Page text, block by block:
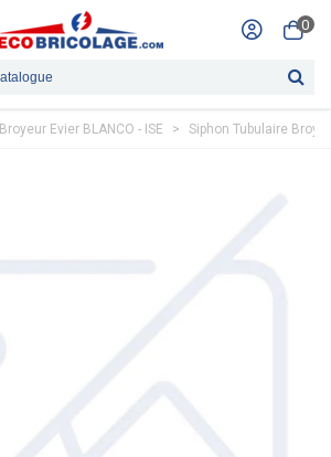
0
Broyeur Evier BLANCO - ISE > Siphon Tubulaire